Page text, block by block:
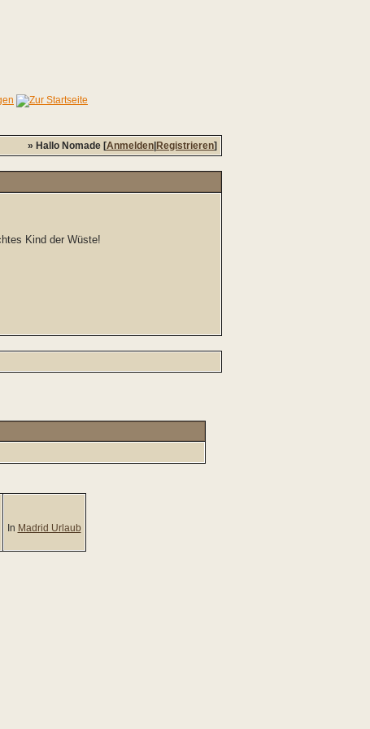
» Hallo Nomade [Anmelden Registrieren]
Kind der Wüste!
In Madrid Urlaub